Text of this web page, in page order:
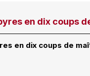
en dix coups
en dix coups de